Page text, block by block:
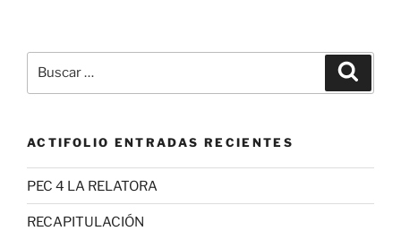
por:
ACTIFOLIO ENTRADAS RECIENTES
PEC 4 LA RELATORA
RECAPITULACIÓN